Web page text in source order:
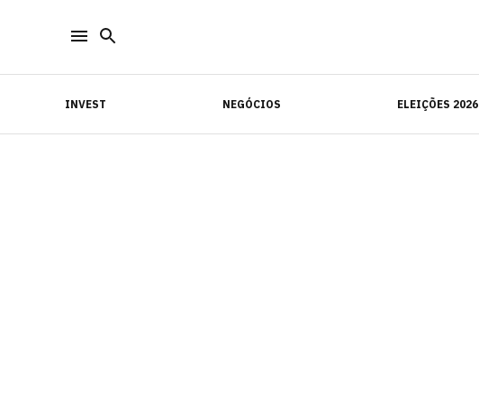
INVEST NEGÓCIOS ELEIÇÕES 2026
INVEST